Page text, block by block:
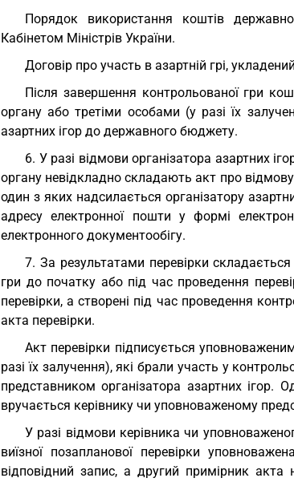
Порядок використання коштів
Кабінетом Міністрів України.
Договір про участь в азартній грі,
Після завершення контрольованої гри
органу або третіми особами (у разі їх
азартних ігор до державного бюджету.
6. У разі відмови організатора азартних
органу невідкладно складають акт про
один з яких надсилається організатору
адресу електронної пошти у формі
електронного документообігу.
7. За результатами перевірки
гри до початку або під час проведення
перевірки, а створені під час проведення
акта перевірки.
Акт перевірки підписується
разі їх залучення), які брали участь у
представником організатора азартних ігор.
вручається керівнику чи уповноваженому
У разі відмови керівника чи
виїзної позапланової перевірки
відповідний запис, а другий примірник акта